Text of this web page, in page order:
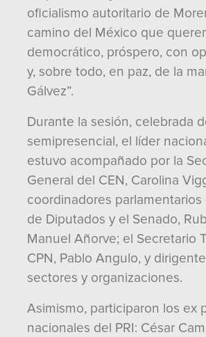
oficialismo autoritario de
camino del México que
democrático, próspero, con
y, sobre todo, en paz, de la
Gálvez”.
Durante la sesión, celebrada
semipresencial, el líder
estuvo acompañado por la
General del CEN, Carolina
coordinadores parlamentarios
de Diputados y el Senado,
Manuel Añorve; el Secretario
CPN, Pablo Angulo, y
sectores y organizaciones.
Asimismo, participaron los ex
nacionales del PRI: César